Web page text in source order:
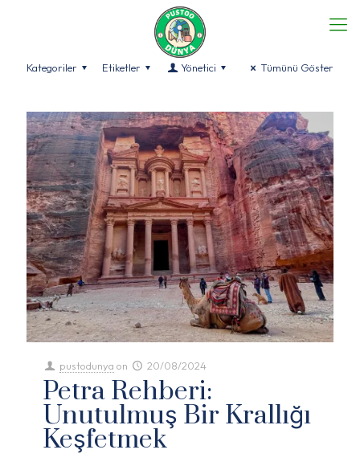
Kategoriler Etiketler Yönetici Tümünü Göster
pustodunya on 20/08/2024
Petra Rehberi:
Unutulmuş Bir Krallığı
Keşfetmek